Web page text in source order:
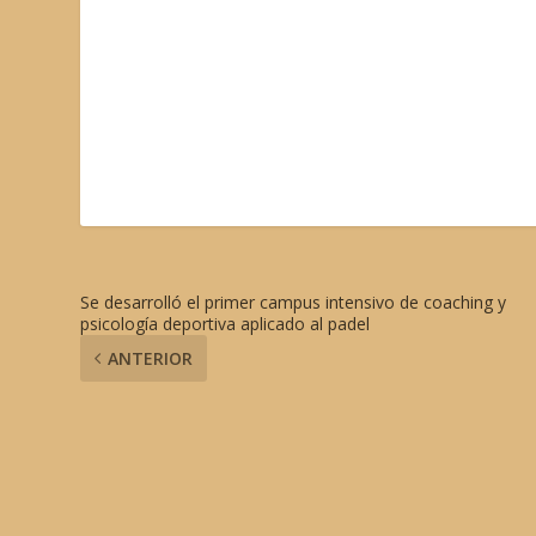
Se desarrolló el primer campus intensivo de coaching y
psicología deportiva aplicado al padel
ANTERIOR